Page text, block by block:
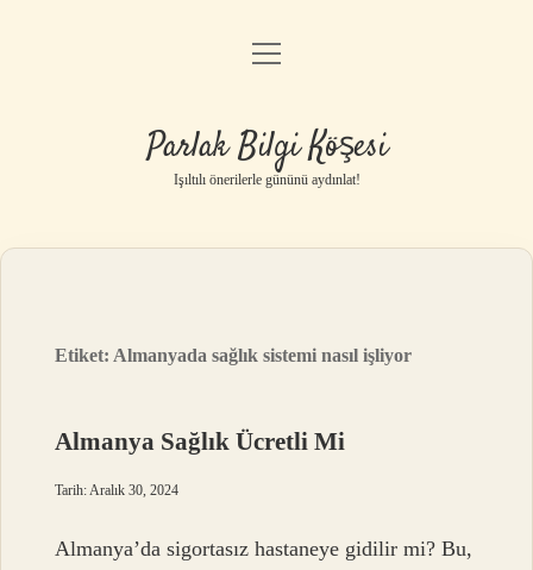
Anasayfa
Yasal Uyarı
menüyü
Parlak Bilgi Köşesi
Işıltılı önerilerle gününü aydınlat!
Etiket: Almanyada sağlık sistemi nasıl işliyor
Almanya Sağlık Ücretli Mi
Tarih: Aralık 30, 2024
Almanya’da sigortasız hastaneye gidilir mi? Bu,